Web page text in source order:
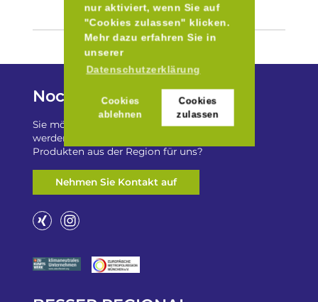
nur aktiviert, wenn Sie auf
"Cookies zulassen" klicken.
Mehr dazu erfahren Sie in
unserer
Datenschutzerklärung
Cookies
ablehnen
Cookies
zulassen
Noch Fragen?
Sie möchten auf „Besser Regional“ gelistet
werden? Oder haben Sie einen Freizeittip zu
Produkten aus der Region für uns?
Nehmen Sie Kontakt auf